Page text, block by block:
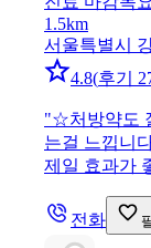
1.5km
서울특별시
4.8(후기
"☆처방약도
는걸 느낍니
제일 효과가
전화